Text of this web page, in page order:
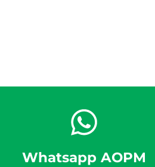
Whatsapp AOPM